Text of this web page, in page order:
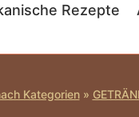
Rezepte
Kategorien»